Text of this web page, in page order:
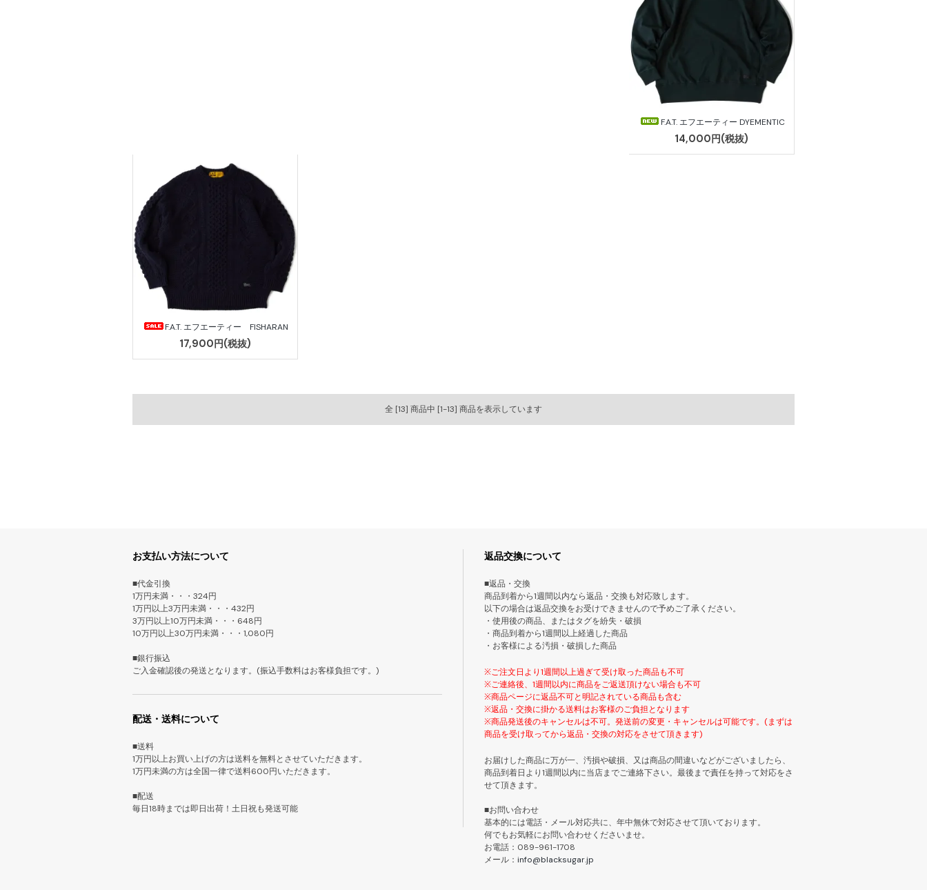
F.A.T. エフエーティー DYEMENTIC
14,000円(税抜)
F.A.T. エフエーティー FISHARAN
17,900円(税抜)
全 [13] 商品中 [1-13] 商品を表示しています
お支払い方法について
■代金引換
1万円未満・・・324円
1万円以上3万円未満・・・432円
3万円以上10万円未満・・・648円
10万円以上30万円未満・・・1,080円
■銀行振込
ご入金確認後の発送となります。(振込手数料はお客様負担です。)
配送・送料について
■送料
1万円以上お買い上げの方は送料を無料とさせていただきます。
1万円未満の方は全国一律で送料600円いただきます。
■配送
毎日18時までは即日出荷！土日祝も発送可能
返品交換について
■返品・交換
商品到着から1週間以内なら返品・交換も対応致します。
以下の場合は返品交換をお受けできませんので予めご了承ください。
・使用後の商品、またはタグを紛失・破損
・商品到着から1週間以上経過した商品
・お客様による汚損・破損した商品
※ご注文日より1週間以上過ぎて受け取った商品も不可
※ご連絡後、1週間以内に商品をご返送頂けない場合も不可
※商品ページに返品不可と明記されている商品も含む
※返品・交換に掛かる送料はお客様のご負担となります
※商品発送後のキャンセルは不可。発送前の変更・キャンセルは可能です。(まずは
商品を受け取ってから返品・交換の対応をさせて頂きます)
お届けした商品に万が一、汚損や破損、又は商品の間違いなどがございましたら、
商品到着日より1週間以内に当店までご連絡下さい。最後まで責任を持って対応をさ
せて頂きます。
■お問い合わせ
基本的には電話・メール対応共に、年中無休で対応させて頂いております。
何でもお気軽にお問い合わせくださいませ。
お電話：089-961-1708
メール： info@blacksugar.jp